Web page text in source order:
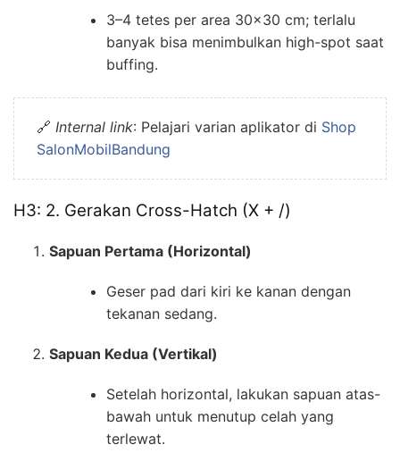
3–4 tetes per area 30×30 cm; terlalu
banyak bisa menimbulkan high-spot saat
buffing.
🔗 Internal link: Pelajari varian aplikator di Shop
SalonMobilBandung
H3: 2. Gerakan Cross-Hatch (X + /)
Sapuan Pertama (Horizontal)
Geser pad dari kiri ke kanan dengan
tekanan sedang.
Sapuan Kedua (Vertikal)
Setelah horizontal, lakukan sapuan atas-
bawah untuk menutup celah yang
terlewat.